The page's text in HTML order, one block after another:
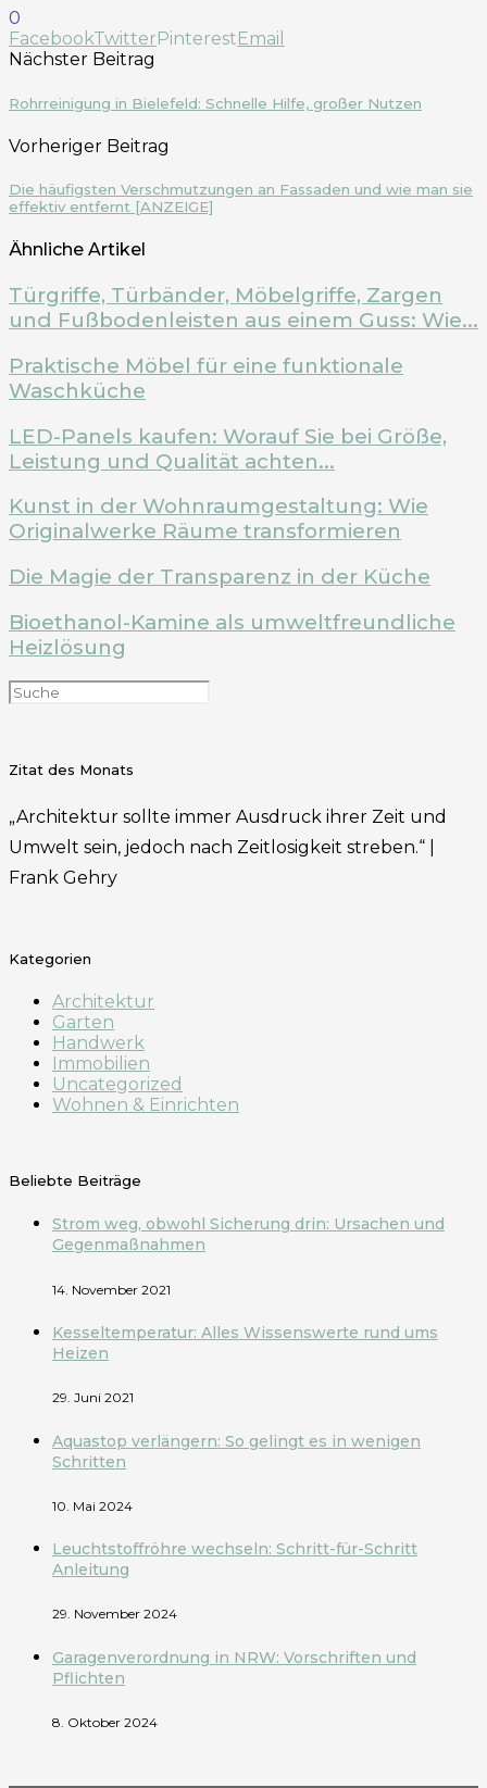
0
FacebookTwitter Pinterest Email
Nächster Beitrag
Rohrreinigung in Bielefeld: Schnelle Hilfe, großer Nutzen
Vorheriger Beitrag
Die häufigsten Verschmutzungen an Fassaden und wie man sie
effektiv entfernt [ANZEIGE]
Ähnliche Artikel
Türgriffe, Türbänder, Möbelgriffe, Zargen
und Fußbodenleisten aus einem Guss: Wie...
Praktische Möbel für eine funktionale
Waschküche
LED-Panels kaufen: Worauf Sie bei Größe,
Leistung und Qualität achten...
Kunst in der Wohnraumgestaltung: Wie
Originalwerke Räume transformieren
Die Magie der Transparenz in der Küche
Bioethanol-Kamine als umweltfreundliche
Heizlösung
Zitat des Monats
„Architektur sollte immer Ausdruck ihrer Zeit und
Umwelt sein, jedoch nach Zeitlosigkeit streben.“ |
Frank Gehry
Kategorien
Architektur
Garten
Handwerk
Immobilien
Uncategorized
Wohnen & Einrichten
Beliebte Beiträge
Strom weg, obwohl Sicherung drin: Ursachen und
Gegenmaßnahmen
14. November 2021
Kesseltemperatur: Alles Wissenswerte rund ums
Heizen
29. Juni 2021
Aquastop verlängern: So gelingt es in wenigen
Schritten
10. Mai 2024
Leuchtstoffröhre wechseln: Schritt-für-Schritt
Anleitung
29. November 2024
Garagenverordnung in NRW: Vorschriften und
Pflichten
8. Oktober 2024